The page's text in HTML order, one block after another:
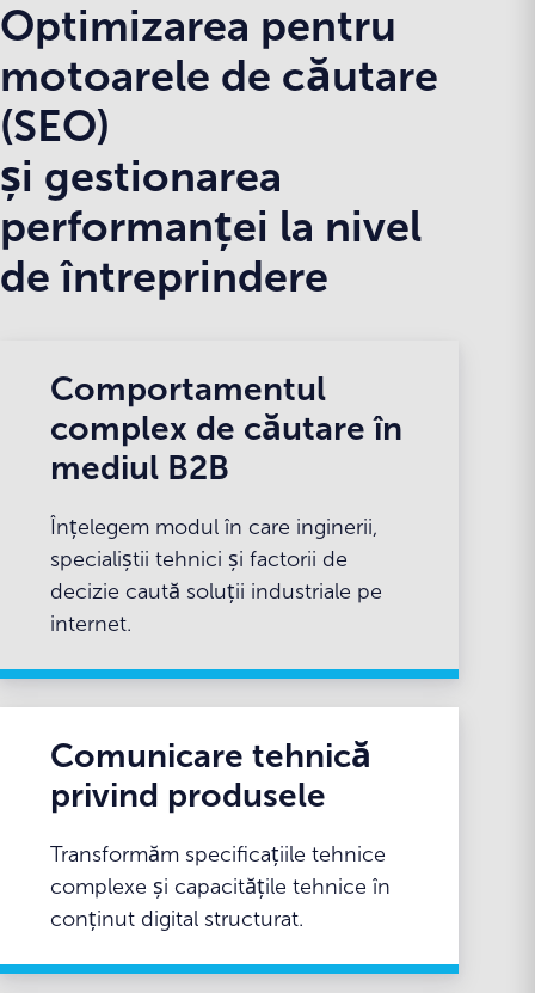
Optimizarea pentru
motoarele de căutare
(SEO)
și gestionarea
performanței la nivel
de întreprindere
Comportamentul
complex de căutare în
mediul B2B
Înțelegem modul în care inginerii,
specialiștii tehnici și factorii de
decizie caută soluții industriale pe
internet.
Comunicare tehnică
privind produsele
Transformăm specificațiile tehnice
complexe și capacitățile tehnice în
conținut digital structurat.